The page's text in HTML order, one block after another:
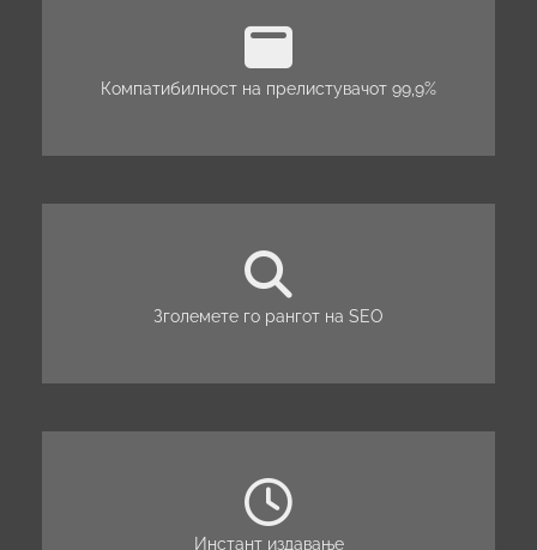
Компатибилност на прелистувачот 99,9%
Зголемете го рангот на SEO
Инстант издавање